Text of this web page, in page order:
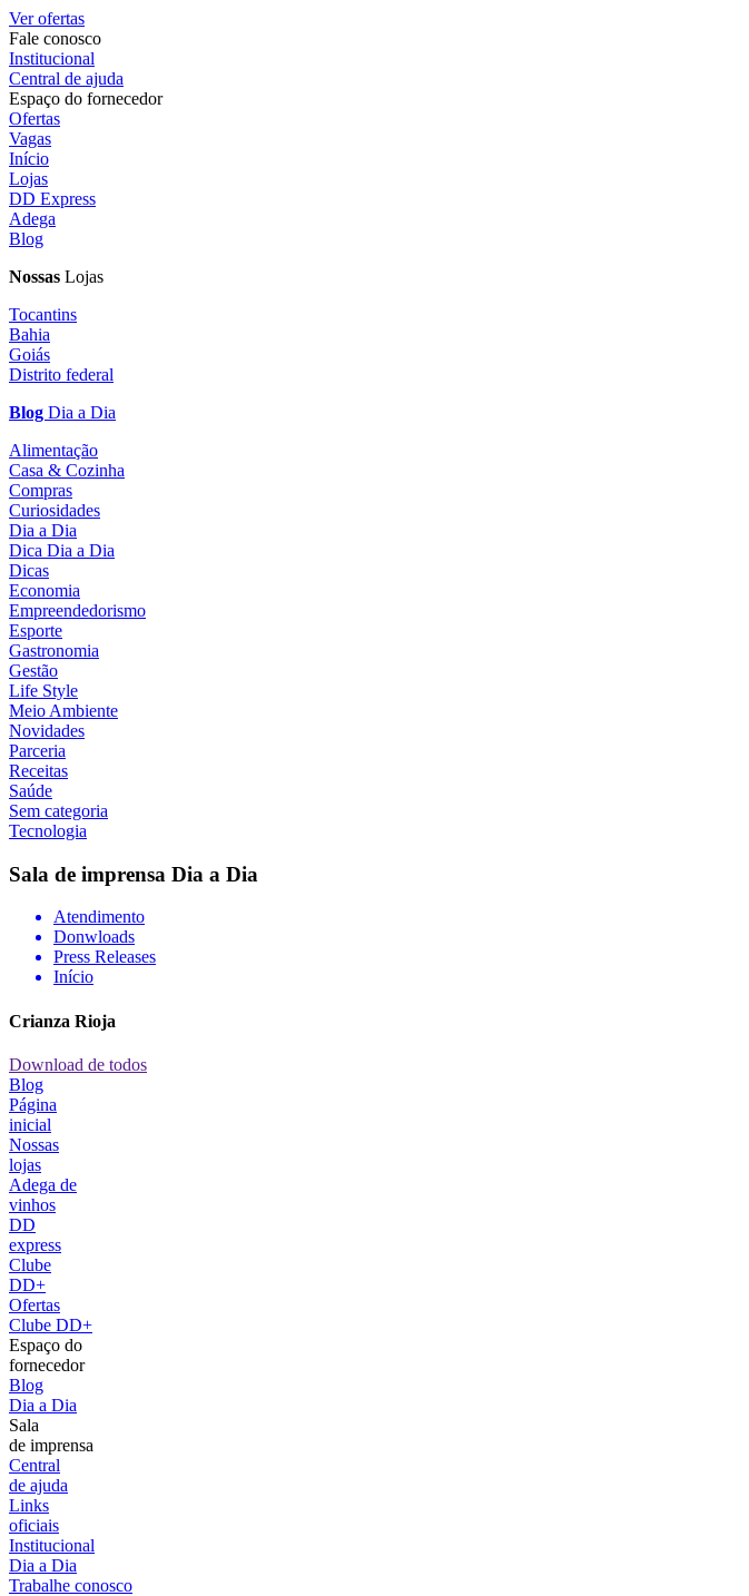
Ver ofertas
Fale conosco
Institucional
Central de ajuda
Espaço do fornecedor
Ofertas
Vagas
Início
Lojas
DD Express
Adega
Blog
Nossas Lojas
Tocantins
Bahia
Goiás
Distrito federal
Blog Dia a Dia
Alimentação
Casa & Cozinha
Compras
Curiosidades
Dia a Dia
Dica Dia a Dia
Dicas
Economia
Empreendedorismo
Esporte
Gastronomia
Gestão
Life Style
Meio Ambiente
Novidades
Parceria
Receitas
Saúde
Sem categoria
Tecnologia
Sala de imprensa Dia a Dia
Atendimento
Donwloads
Press Releases
Início
Crianza Rioja
Download de todos
Blog
Página
inicial
Nossas
lojas
Adega de
vinhos
DD
express
Clube
DD+
Ofertas
Clube DD+
Espaço do
fornecedor
Blog
Dia a Dia
Sala
de imprensa
Central
de ajuda
Links
oficiais
Institucional
Dia a Dia
Trabalhe conosco